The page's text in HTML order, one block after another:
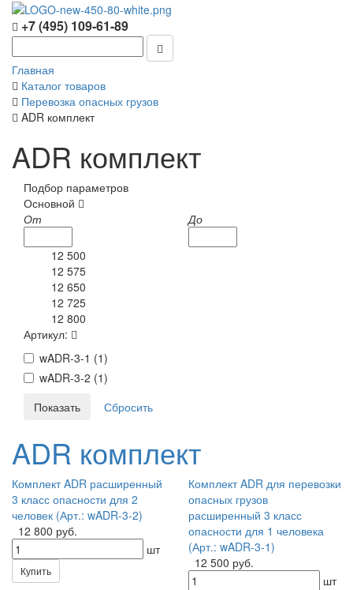
+7 (495) 109-61-89
Главная
Каталог товаров
Перевозка опасных грузов
ADR комплект
ADR комплект
Подбор параметров
Основной
От
До
12 500
12 575
12 650
12 725
12 800
Артикул:
wADR-3-1 (1)
wADR-3-2 (1)
ADR комплект
Комплект ADR расширенный
3 класс опасности для 2
человек (Арт.: wADR-3-2)
12 800 руб.
шт
Купить
Комплект ADR для перевозки
опасных грузов
расширенный 3 класс
опасности для 1 человека
(Арт.: wADR-3-1)
12 500 руб.
шт